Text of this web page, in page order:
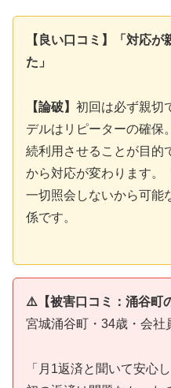
【良い口コミ】「対応
た」
【論破】 初回は必ず親切
デルはリピーターの確保
続利用させることが目的
から対応が変わります。
一切照会しないから可能
係です。
⚠️【被害口コミ：涌谷町
宮城涌谷町・34歳・会社
「月1返済と聞いて安心